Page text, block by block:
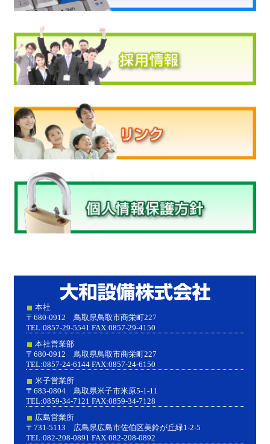
本社
〒680-0912 鳥取県鳥取市商栄町227
TEL:0857-29-5541 FAX:0857-29-4150
本社営業部
〒680-0912 鳥取県鳥取市商栄町227
TEL:0857-24-6144 FAX:0857-24-6150
米子営業所
〒683-0804 鳥取県米子市米原5-1-11
TEL:0859-34-7121 FAX:0859-34-7128
広島営業所
〒731-5113 広島県広島市佐伯区美鈴が丘緑1-2-5
TEL:082-208-0891 FAX:082-208-0892